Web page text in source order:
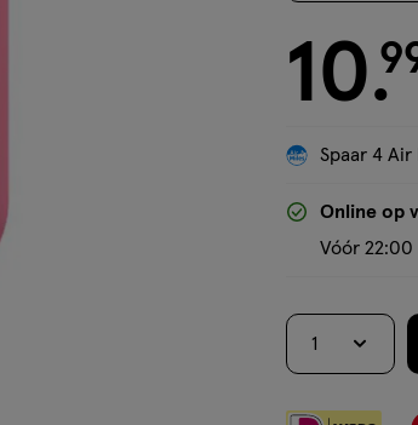
€ 10.99
10.
Spaar 4 Air
Online op
Vóór
1